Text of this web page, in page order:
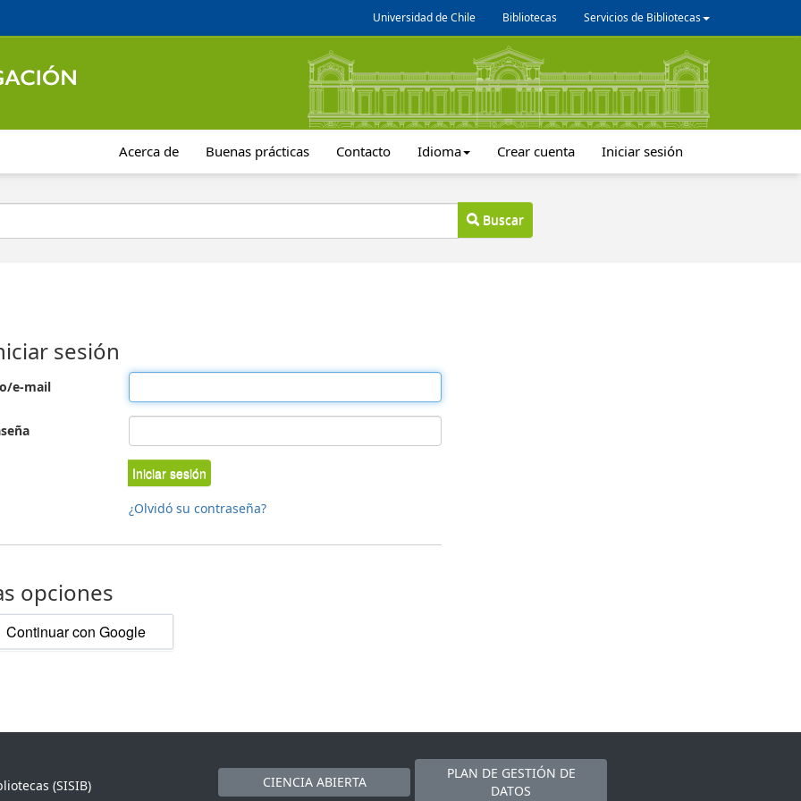
Universidad de Chile Bibliotecas Servicios de Bibliotecas
Acerca de Buenas prácticas Contacto Idioma Crear cuenta Iniciar sesión
Buscar
sesión
e-mail
Iniciar sesión
¿Olvidó su contraseña?
opciones
Continuar con Google
(SISIB)
CIENCIA ABIERTA
PLAN DE GESTIÓN DE
DATOS